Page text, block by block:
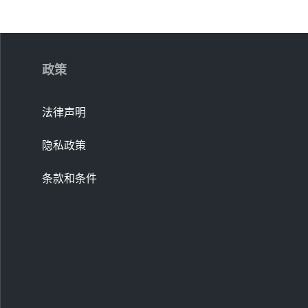
政策
法律声明
隐私政策
条款和条件